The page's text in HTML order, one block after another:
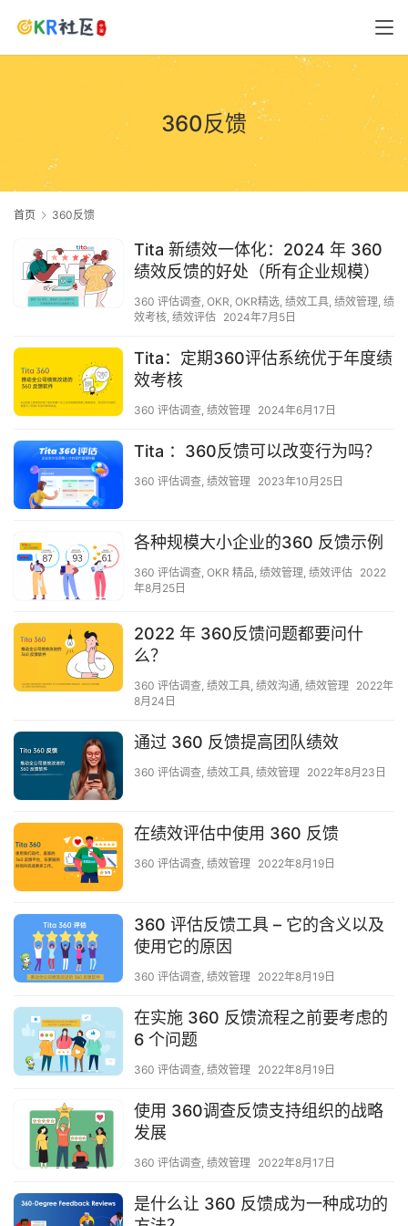
360反馈
首页 360反馈
Tita 新绩效一体化：2024 年 360
绩效反馈的好处（所有企业规模）
360 评估调查, OKR, OKR精选, 绩效工具, 绩效管理, 绩
效考核, 绩效评估 2024年7月5日
Tita：定期360评估系统优于年度绩
效考核
360 评估调查, 绩效管理 2024年6月17日
Tita ：360反馈可以改变行为吗？
360 评估调查, 绩效管理 2023年10月25日
各种规模大小企业的360 反馈示例
360 评估调查, OKR 精品, 绩效管理, 绩效评估 2022
年8月25日
2022 年 360反馈问题都要问什
么？
360 评估调查, 绩效工具, 绩效沟通, 绩效管理
2022年
8月24日
通过 360 反馈提高团队绩效
360 评估调查, 绩效工具, 绩效管理 2022年8月23日
在绩效评估中使用 360 反馈
360 评估调查, 绩效管理 2022年8月19日
360 评估反馈工具 – 它的含义以及
使用它的原因
360 评估调查, 绩效管理 2022年8月19日
在实施 360 反馈流程之前要考虑的
6 个问题
360 评估调查, 绩效管理 2022年8月19日
使用 360调查反馈支持组织的战略
发展
360 评估调查, 绩效管理 2022年8月17日
是什么让 360 反馈成为一种成功的